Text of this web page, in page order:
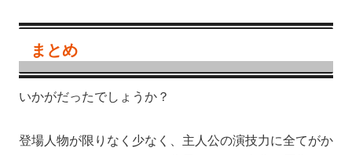
まとめ
いかがだったでしょうか？
登場人物が限りなく少なく、主人公の演技力に全てがか